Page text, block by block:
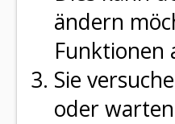
ändern
Funktionen
Sie
oder